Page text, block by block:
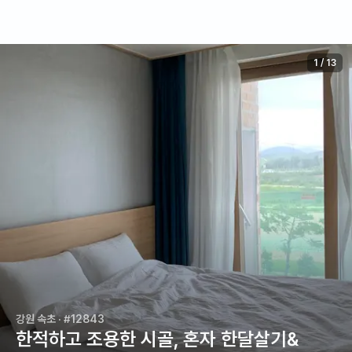
강원 속초· #12843
한적하고 조용한 시골, 혼자 한달살기&
1 / 13